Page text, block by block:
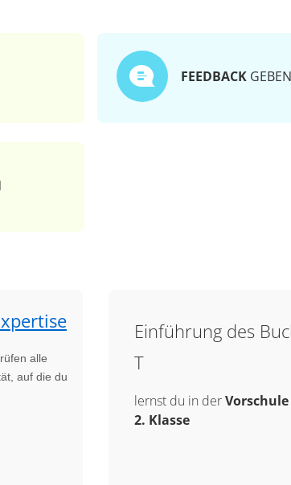
FEEDBACK GEBEN
alle
auf die du
Einführung des
T
lernst du in derVorschule
2. Klasse